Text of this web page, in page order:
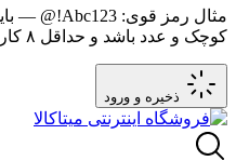
مثال رمز قوی: Abc123!@
—
کوچک و عدد باشد و حداقل ۸ کاراکتر داشته باشد.
ذخیره و ورود